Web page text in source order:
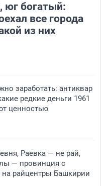
юг богатый:
все города
из них
заработать: антиквар
редкие деньги 1961
ценностью
Раевка — не рай,
— провинция с
райцентры Башкирии